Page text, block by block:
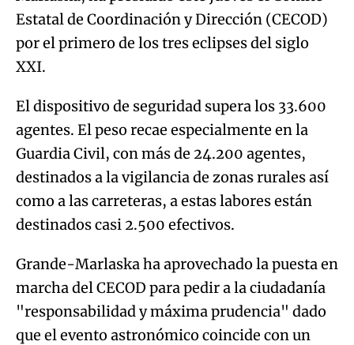
Estatal de Coordinación y Dirección (CECOD)
por el primero de los tres eclipses del siglo
XXI.
El dispositivo de seguridad supera los 33.600
agentes. El peso recae especialmente en la
Guardia Civil, con más de 24.200 agentes,
destinados a la vigilancia de zonas rurales así
como a las carreteras, a estas labores están
destinados casi 2.500 efectivos.
Grande-Marlaska ha aprovechado la puesta en
marcha del CECOD para pedir a la ciudadanía
"responsabilidad y máxima prudencia" dado
que el evento astronómico coincide con un